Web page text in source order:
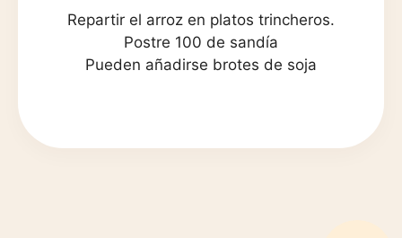
Repartir el arroz en platos trincheros.
Postre 100 de sandía
Pueden añadirse brotes de soja